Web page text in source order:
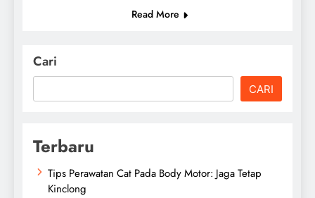
Read More
Cari
CARI
Terbaru
Tips Perawatan Cat Pada Body Motor: Jaga Tetap
Kinclong